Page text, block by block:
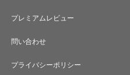
プレミアムレビュー
問い合わせ
プライバシーポリシー